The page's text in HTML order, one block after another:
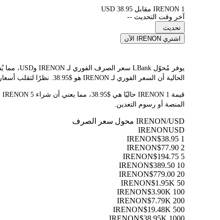
1 IRENON مقابل 38.95 USD
آخر وقت التحديث --
تحديث
اشتري IRENON الآن
الحالية أن السعر الفوري لـ IRENON هو $38.95. نظرًا لتقلب أسعار العملات المشفرة باستمرار، ننصحك بالعودة إلى هذه الصفحة قبل التداول للاطلاع على أحدث نتائج التحويل.
المنصة أو رسوم التعدين.
IRENON/USD محول سعر الصرف
IRENONUSD
1 IRENON
$38.95
2 IRENON
$77.90
5 IRENON
$194.75
10 IRENON
$389.50
20 IRENON
$779.00
50 IRENON
$1.95K
100 IRENON
$3.90K
200 IRENON
$7.79K
500 IRENON
$19.48K